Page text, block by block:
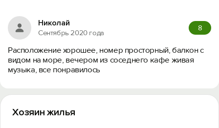
Николай
Сентябрь 2020 года
8
Расположение хорошее, номер просторный, балкон с
видом на море, вечером из соседнего кафе живая
музыка, все понравилось
Хозяин жилья